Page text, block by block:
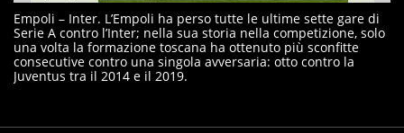
Empoli – Inter. L’Empoli ha perso tutte le ultime sette gare di
Serie A contro l’Inter; nella sua storia nella competizione, solo
una volta la formazione toscana ha ottenuto più sconfitte
consecutive contro una singola avversaria: otto contro la
Juventus tra il 2014 e il 2019.